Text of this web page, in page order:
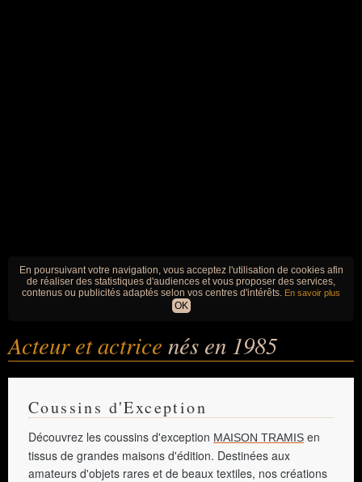
En poursuivant votre navigation, vous acceptez l'utilisation de cookies afin
de réaliser des statistiques d'audiences et vous proposer des services,
contenus ou publicités adaptés selon vos centres d'intérêts. En savoir plus
OK
Acteur et actrice nés en 1985
Coussins d'Exception
Découvrez les coussins d'exception MAISON TRAMIS en
tissus de grandes maisons d'édition. Destinées aux
amateurs d'objets rares et de beaux textiles, nos créations